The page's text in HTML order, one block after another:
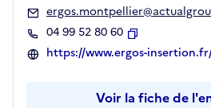
04 99 52 80 60
Copier
https://www.ergos-
Voir la fiche de